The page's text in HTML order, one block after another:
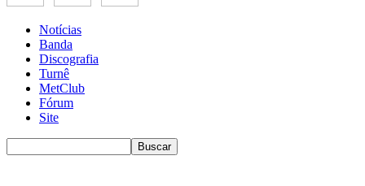
Notícias
Banda
Discografia
Turnê
MetClub
Fórum
Site